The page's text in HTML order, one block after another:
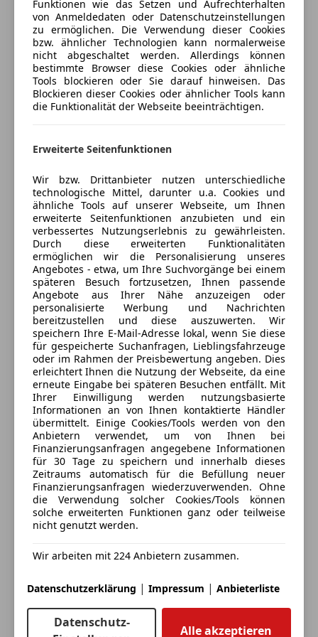
Bordcomputer
DAB-Radio
Freisprecheinrichtung
Induktionsladen für Smartphones
MP3
Musikstreaming integriert
Radio
Volldigitales Kombiinstrument
W-Lan / Wifi Hotspot
Sicherheit
Abstandstempomat
Abstandswarner
Airbag hinten
Alarmanlage
Beifahrerairbag
Blendfreies Fernlicht
Fahrerairbag
Fernlichtassistent
Geschwindigkeits-begrenzungsanlage
Isofix
Kopfairbag
Kurvenlicht
LED-Tagfahrlicht
Müdigkeitswarnsystem
Notbremsassistent
Notrufsystem
Reifendruckkontrollsystem
Seitenairbag
Servolenkung
Spurhalteassistent
Traktionskontrolle
Voll-LED Scheinwerfer
Antrieb:Allrad+Allradlenkung
Fahrwerk: adaptive air suspension sport
Lack: Daytona Grau Perleffekt
Baujahr: 03/2022
Kilometer: 19.997
Keramik-Bremsanlage vorn & hinten
Matrix LED
23 Zoll Rotor-Design in Schwarz(10,5x23)
Valcona Leder perforiert, Wabensteppung,
belüftet
Sitzheizung vorn & hinten+Lenkradheizung
4-Zonen Klima+ Ionisator (Air Quality System)
MMI Navigation plus / Virtual Cockpit
Assistenz-Paket Tour+Audi pre sense+
Verkehrszeichen
Akustikglas+Privacy-Verglasung
Anhängerkupplung elektrisch schwenkbar
Dachhimmel Alcantara schwarz+Carbon Köper
Dekor+ Glasoptik-Bedienelemente
Keyless-Go+elektrische Heckklappe
Komfort & Alltag Elektrische Sitze mit Memory,
Einparkhilfe plus rundum mit Umgebungsanzeige,
Rückfahrkamera, Garagentoröffner integriert,
Sonnenschutzrollos (hinten), elektrische
Laderaumabdeckung. Kurz: RS-Performance, aber
ohne Stress im Alltag.
Ausstattung:
Anhängerkupplung (Kugelkopf elektrisch
schwenkbar)
Assistenz-Paket Tour
Versicherungsschutz an Ihre Bedürfnisse
anpassen
Freischaden-Gutschein ab Stufe 0
Auto einfach online versichern & Rabatt holen
Jetzt berechnen
Verkäufer Händler
AUTOSTADT Y
Sternebewertung 5 von 5
5Sterne
(100% Weiterempfehlungen)
Anbieter auf AutoScout24 seit 2023
Rheinstraße 87
6972 Fußach, AT
Kontakt
Alle Fahrzeuge des Anbieters
Anbieter kontaktieren
Deine Nachricht
Funktionen wie das Setzen und Aufrechterhalten
von Anmeldedaten oder Datenschutzeinstellungen
zu ermöglichen. Die Verwendung dieser Cookies
bzw. ähnlicher Technologien kann normalerweise
nicht abgeschaltet werden. Allerdings können
bestimmte Browser diese Cookies oder ähnliche
Tools blockieren oder Sie darauf hinweisen. Das
Blockieren dieser Cookies oder ähnlicher Tools kann
die Funktionalität der Webseite beeinträchtigen.
Erweiterte Seitenfunktionen
Wir bzw. Drittanbieter nutzen unterschiedliche
technologische Mittel, darunter u.a. Cookies und
ähnliche Tools auf unserer Webseite, um Ihnen
erweiterte Seitenfunktionen anzubieten und ein
verbessertes Nutzungserlebnis zu gewährleisten.
Durch diese erweiterten Funktionalitäten
ermöglichen wir die Personalisierung unseres
Angebotes - etwa, um Ihre Suchvorgänge bei einem
späteren Besuch fortzusetzen, Ihnen passende
Angebote aus Ihrer Nähe anzuzeigen oder
personalisierte Werbung und Nachrichten
bereitzustellen und diese auszuwerten. Wir
speichern Ihre E-Mail-Adresse lokal, wenn Sie diese
für gespeicherte Suchanfragen, Lieblingsfahrzeuge
oder im Rahmen der Preisbewertung angeben. Dies
erleichtert Ihnen die Nutzung der Webseite, da eine
erneute Eingabe bei späteren Besuchen entfällt. Mit
Ihrer Einwilligung werden nutzungsbasierte
Informationen an von Ihnen kontaktierte Händler
übermittelt. Einige Cookies/Tools werden von den
Anbietern verwendet, um von Ihnen bei
Finanzierungsanfragen angegebene Informationen
für 30 Tage zu speichern und innerhalb dieses
Zeitraums automatisch für die Befüllung neuer
Finanzierungsanfragen wiederzuverwenden. Ohne
die Verwendung solcher Cookies/Tools können
solche erweiterten Funktionen ganz oder teilweise
nicht genutzt werden.
Wir arbeiten mit 224 Anbietern zusammen.
Datenschutzerklärung | Impressum | Anbieterliste
Datenschutz-
Alle akzeptieren